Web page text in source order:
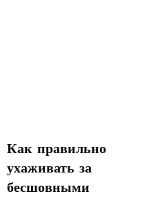
Как правильно
ухаживать за
бесшовными